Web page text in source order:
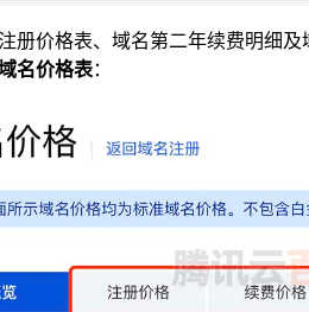
册价格表、域名第二年续费明细
名价格表：